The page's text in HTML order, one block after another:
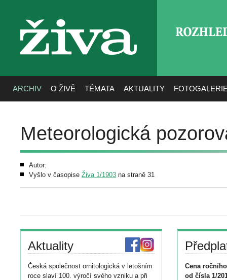
živa
ARCHIV O ŽIVĚ TÉMATA AKTUALITY
Meteorologická
Autor:
Vyšlo v časopise Živa 1/1903 na straně 31
Aktuality
Česká společnost ornitologická v letošním
roce slaví 100. výročí svého vzniku a při
Cena
od čísla 1/